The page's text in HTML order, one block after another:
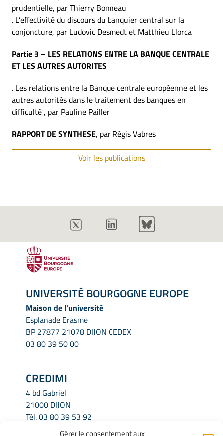
Gérer le consentement aux
prudentielle, par Thierry Bonneau
. L’effectivité du discours du banquier central sur la
conjoncture, par Ludovic Desmedt et Matthieu Llorca
Partie 3 – LES RELATIONS ENTRE LA BANQUE CENTRALE
ET LES AUTRES AUTORITES
. Les relations entre la Banque centrale européenne et les
autres autorités dans le traitement des banques en
difficulté , par Pauline Pailler
RAPPORT DE SYNTHESE, par Régis Vabres
Voir les publications
UNIVERSITÉ BOURGOGNE EUROPE
Maison de l'université
Esplanade Erasme
BP 27877 21078 DIJON CEDEX
03 80 39 50 00
CREDIMI
4 bd Gabriel
21000 DIJON
Tél.03 80 39 53 92
credimi.secretariat@u-bourgogne.fr